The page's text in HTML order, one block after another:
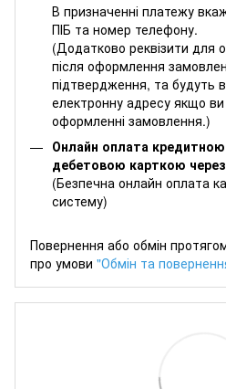
В призначенні платежу
ПІБ та номер телефону.
(Додатково реквізити для
після оформлення
підтвердження, та будуть
електронну адресу якщо ви
оформленні замовлення.)
Онлайн оплата
дебетовою карткою
(Безпечна онлайн оплата
систему)
Повернення або обмін
про умови "Обмін та